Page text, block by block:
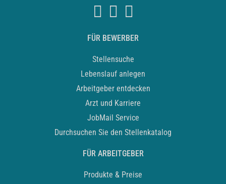
FÜR BEWERBER
Stellensuche
Lebenslauf anlegen
Arbeitgeber entdecken
Arzt und Karriere
JobMail Service
Durchsuchen Sie den Stellenkatalog
FÜR ARBEITGEBER
Produkte & Preise